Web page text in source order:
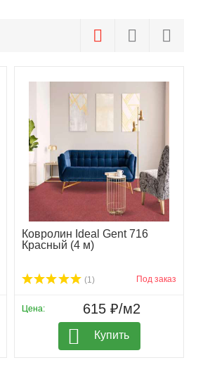
Ковролин Ideal Gent 716
Красный (4 м)
(1) Под заказ
Цена: 615 ₽/м2
Купить